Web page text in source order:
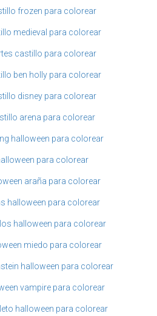
frozen para colorear
medieval para colorear
castillo para colorear
ben holly para colorear
disney para colorear
arena para colorear
halloween para colorear
para colorear
araña para colorear
halloween para colorear
halloween para colorear
miedo para colorear
halloween para colorear
vampire para colorear
halloween para colorear